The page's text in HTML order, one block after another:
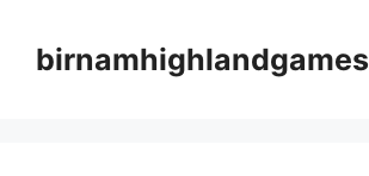
contentbirnamhighlandgames